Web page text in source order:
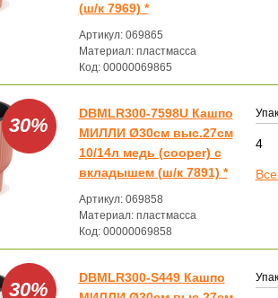
(ш/к 7969) *
Артикул: 069865
Материал: пластмасса
Код: 00000069865
30%
DBMLR300-7598U Кашпо
МИЛЛИ Ø30см выс.27см
10/14л медь (cooper) с
вкладышем (ш/к 7891) *
Артикул: 069858
Материал: пластмасса
Код: 00000069858
4
30%
DBMLR300-S449 Кашпо